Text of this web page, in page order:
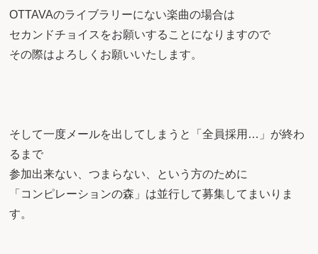
OTTAVAのライブラリーにない楽曲の場合は
セカンドチョイスをお願いすることになりますので
その際はよろしくお願いいたします。
そして一度メールを出してしまうと「全員採用…」が終わ
るまで
参加出来ない、つまらない、という方のために
「コンピレーションの森」は並行して募集してまいりま
す。